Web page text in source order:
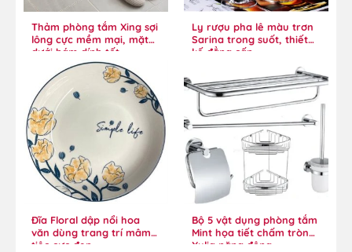
Thảm phòng tắm Xing sợi
lông cực mềm mại, mặt
dưới bám dính tốt
Ly rượu pha lê màu trơn
Sarina trong suốt, thiết
kế đẳng cấp
Đĩa Floral dập nổi hoa
văn dùng trang trí mâm
tiệc cực đẹp
Bộ 5 vật dụng phòng tắm
Mint họa tiết chấm tròn
Xylia năng động